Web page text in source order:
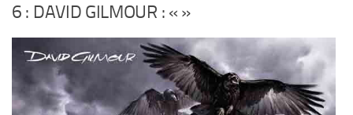
6 : DAVID GILMOUR : « »